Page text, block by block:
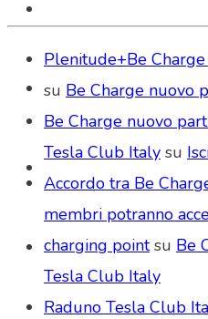
Plenitude+Be
su Be Charge nuovo
Be Charge nuovo
Tesla Club Italy su
Accordo tra Be
membri potranno
charging pointsu Be
Tesla Club Italy
Raduno Tesla Club